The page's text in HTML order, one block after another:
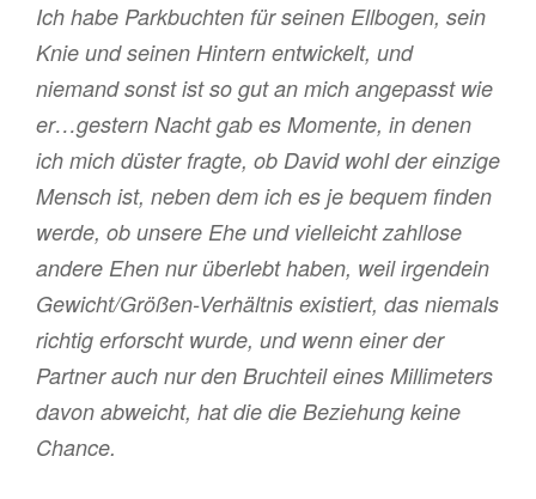
Ich habe Parkbuchten für seinen Ellbogen, sein
Knie und seinen Hintern entwickelt, und
niemand sonst ist so gut an mich angepasst wie
er…gestern Nacht gab es Momente, in denen
ich mich düster fragte, ob David wohl der einzige
Mensch ist, neben dem ich es je bequem finden
werde, ob unsere Ehe und vielleicht zahllose
andere Ehen nur überlebt haben, weil irgendein
Gewicht/Größen-Verhältnis existiert, das niemals
richtig erforscht wurde, und wenn einer der
Partner auch nur den Bruchteil eines Millimeters
davon abweicht, hat die die Beziehung keine
Chance.